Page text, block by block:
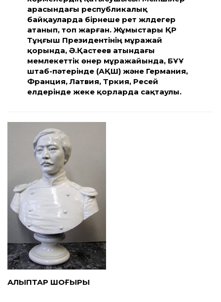
арасындағы республикалық
байқауларда бірнеше рет жүлдегер
атанып, топ жарған. Жұмыстары ҚР
Тұңғыш Президентінің мұражай
қорында, Ә.Қастеев атындағы
мемлекеттік өнер мұражайында, БҰҰ
штаб-пәтерінде (АҚШ) және Германия,
Франция, Латвия, Түркия, Ресей
елдерінде жеке қорларда сақтаулы.
АЛЫПТАР ШОҒЫРЫ